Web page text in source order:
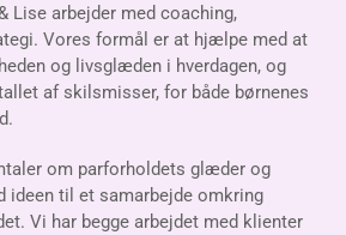
Lise arbejder med coaching,
Vores formål er at hjælpe med at
og livsglæden i hverdagen, og
af skilsmisser, for både børnenes
om parforholdets glæder og
ideen til et samarbejde omkring
Vi har begge arbejdet med klienter